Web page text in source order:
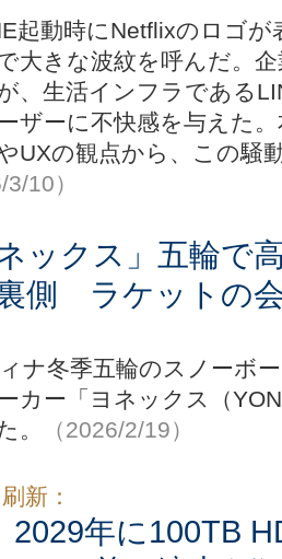
起動時にNetflixのロゴ
大きな波紋を呼んだ。
、生活インフラである
ザーに不快感を与えた
UXの観点から、この騒
3/10）
ネックス」五輪で
側 ラケットの
ナ冬季五輪のスノーボ
カー「ヨネックス（
。
（2026/2/19）
新：
2029年に100TB